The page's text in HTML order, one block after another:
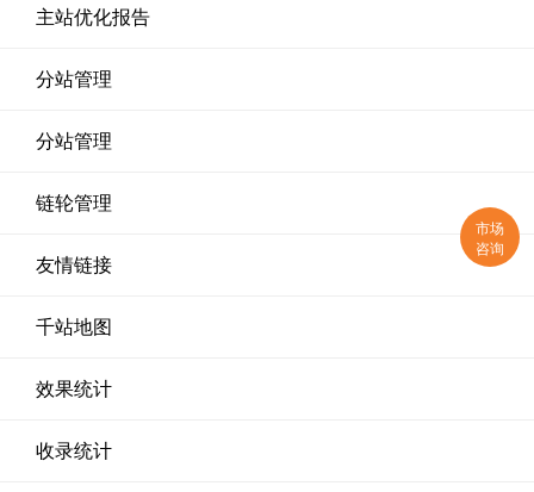
主站优化报告
分站管理
分站管理
链轮管理
友情链接
千站地图
效果统计
收录统计
市场
咨询